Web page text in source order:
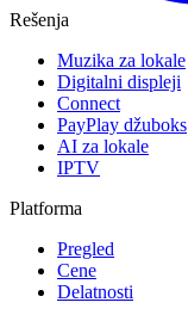
Rešenja
Muzika za lokale
Digitalni displeji
Connect
PayPlay džuboks
AI za lokale
IPTV
Platforma
Pregled
Cene
Delatnosti